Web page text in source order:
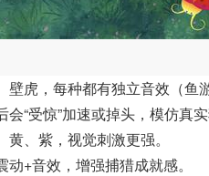
虎，每种都有独立音效（鱼
“受惊”加速或掉头，模仿真实
、紫，视觉刺激更强。
+音效，增强捕猎成就感。